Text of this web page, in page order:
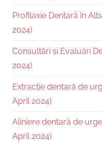
Profilaxie Dentară în
2024)
Consultări și Evaluări
2024)
Extracție dentară de
April 2024)
Aliniere dentară de
April 2024)